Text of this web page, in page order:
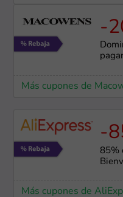
-
Más cupones de
-
85%
Más cupones de